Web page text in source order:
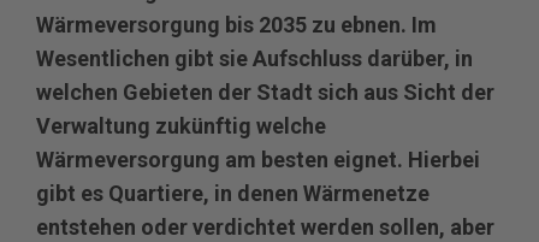
Wärmeversorgung bis 2035 zu ebnen. Im
Wesentlichen gibt sie Aufschluss darüber, in
welchen Gebieten der Stadt sich aus Sicht der
Verwaltung zukünftig welche
Wärmeversorgung am besten eignet. Hierbei
gibt es Quartiere, in denen Wärmenetze
entstehen oder verdichtet werden sollen, aber